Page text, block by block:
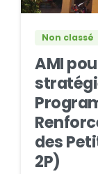
Non classé
AMI
des
2P)